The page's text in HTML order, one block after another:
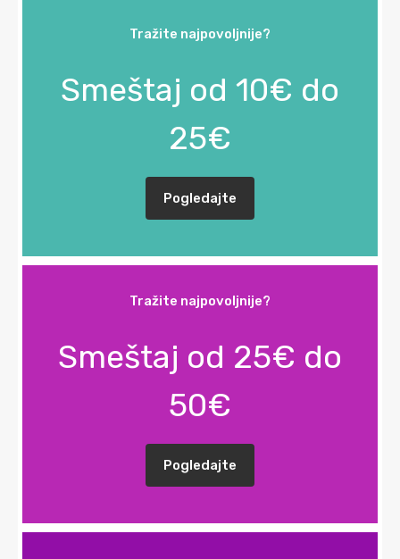
Tražite najpovoljnije?
Smeštaj od 10€ do
25€
Pogledajte
Tražite najpovoljnije?
Smeštaj od 25€ do
50€
Pogledajte